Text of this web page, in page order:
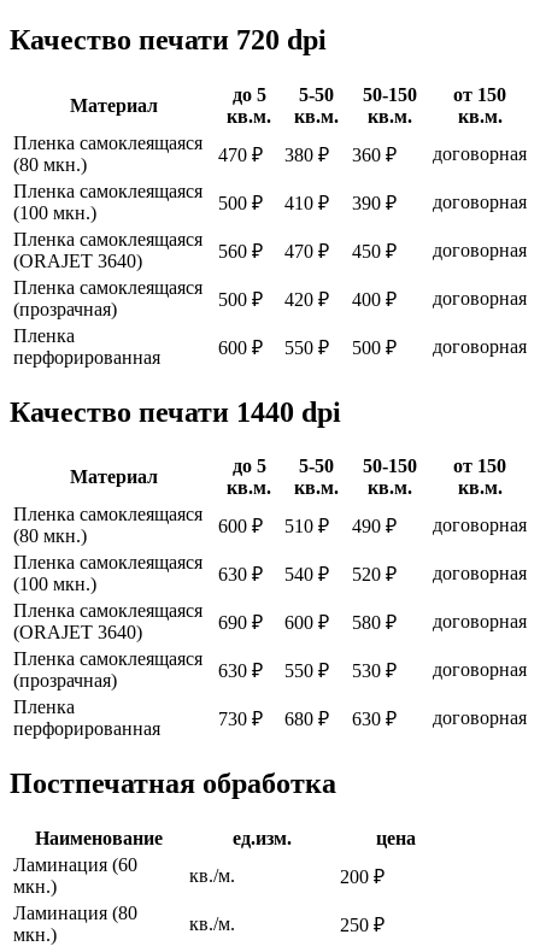
Качество печати 720 dpi
Материал
до 5
кв.м.
5-50
кв.м.
50-150
кв.м.
от 150
кв.м.
Пленка самоклеящаяся
(80 мкн.)
470 ₽ 380 ₽ 360 ₽
договорная
Пленка самоклеящаяся
(100 мкн.)
500 ₽ 410 ₽ 390 ₽
договорная
Пленка самоклеящаяся
(ORAJET 3640)
560 ₽ 470 ₽ 450 ₽
договорная
Пленка самоклеящаяся
(прозрачная)
500 ₽ 420 ₽ 400 ₽
договорная
Пленка
перфорированная
600 ₽ 550 ₽ 500 ₽ договорная
Качество печати 1440 dpi
Материал
до 5
кв.м.
5-50
кв.м.
50-150
кв.м.
от 150
кв.м.
Пленка самоклеящаяся
(80 мкн.)
600 ₽ 510 ₽ 490 ₽
договорная
Пленка самоклеящаяся
(100 мкн.)
630 ₽ 540 ₽ 520 ₽
договорная
Пленка самоклеящаяся
(ORAJET 3640)
690 ₽ 600 ₽ 580 ₽
договорная
Пленка самоклеящаяся
(прозрачная)
630 ₽ 550 ₽ 530 ₽
договорная
Пленка
перфорированная
730 ₽ 680 ₽ 630 ₽ договорная
Постпечатная обработка
Наименование ед.изм.
цена
Ламинация (60
мкн.)
кв./м.
200 ₽
Ламинация (80
мкн.)
кв./м.
250 ₽